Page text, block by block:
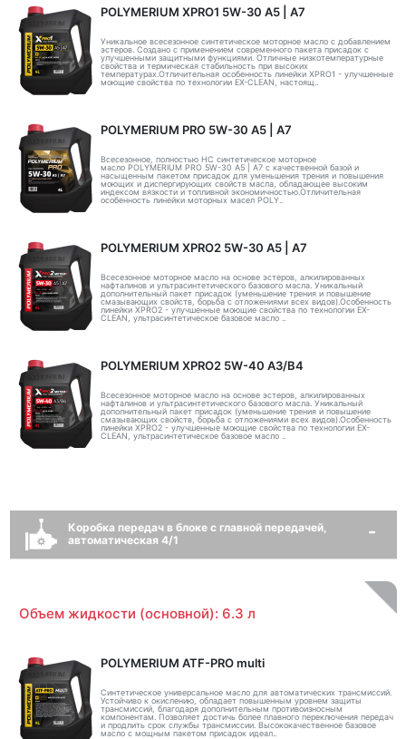
POLYMERIUM XPRO1 5W-30 А5 | А7
Уникальное всесезонное синтетическое моторное масло с добавлением
эстеров. Создано с применением современного пакета присадок с
улучшенными защитными функциями. Отличные низкотемпературные
свойства и термическая стабильность при высоких
температурах.Отличительная особенность линейки XPRO1 - улучшенные
моющие свойства по технологии EX-CLEAN, настоящ..
POLYMERIUM PRO 5W-30 A5 | А7
Всесезонное, полностью HC синтетическое моторное
масло POLYMERIUM PRO 5W-30 A5 | А7 с качественной базой и
насыщенным пакетом присадок для уменьшения трения и повышения
моющих и диспергирующих свойств масла, обладающее высоким
индексом вязкости и топливной экономичностью.Отличительная
особенность линейки моторных масел POLY..
POLYMERIUM XPRO2 5W-30 А5 | А7
Всесезонное моторное масло на основе эстеров, алкилированных
нафталинов и ультрасинтетического базового масла. Уникальный
дополнительный пакет присадок (уменьшение трения и повышение
смазывающих свойств, борьба с отложениями всех видов).Особенность
линейки XPRO2 - улучшенные моющие свойства по технологии EX-
CLEAN, ультрасинтетическое базовое масло ..
POLYMERIUM XPRO2 5W-40 A3/B4
Всесезонное моторное масло на основе эстеров, алкилированных
нафталинов и ультрасинтетического базового масла. Уникальный
дополнительный пакет присадок (уменьшение трения и повышение
смазывающих свойств, борьба с отложениями всех видов).Особенность
линейки XPRO2 - улучшенные моющие свойства по технологии EX-
CLEAN, ультрасинтетическое базовое масло ..
Коробка передач в блоке с главной передачей,
автоматическая 4/1
Объем жидкости (основной): 6.3 л
POLYMERIUM ATF-PRO multi
Синтетическое универсальное масло для автоматических трансмиссий.
Устойчиво к окислению, обладает повышенным уровнем защиты
трансмиссий, благодаря дополнительным противоизносным
компонентам. Позволяет достичь более плавного переключения передач
и продлить срок службы трансмиссии. Высококачественное базовое
масло с мощным пакетом присадок идеал..